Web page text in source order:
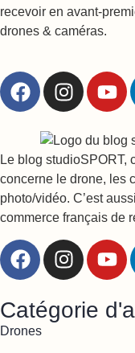
recevoir en avant-
drones & caméras.
Le blog studioSPORT,
concerne le drone, les
photo/vidéo. C’est
commerce français de
Catégorie
Drones